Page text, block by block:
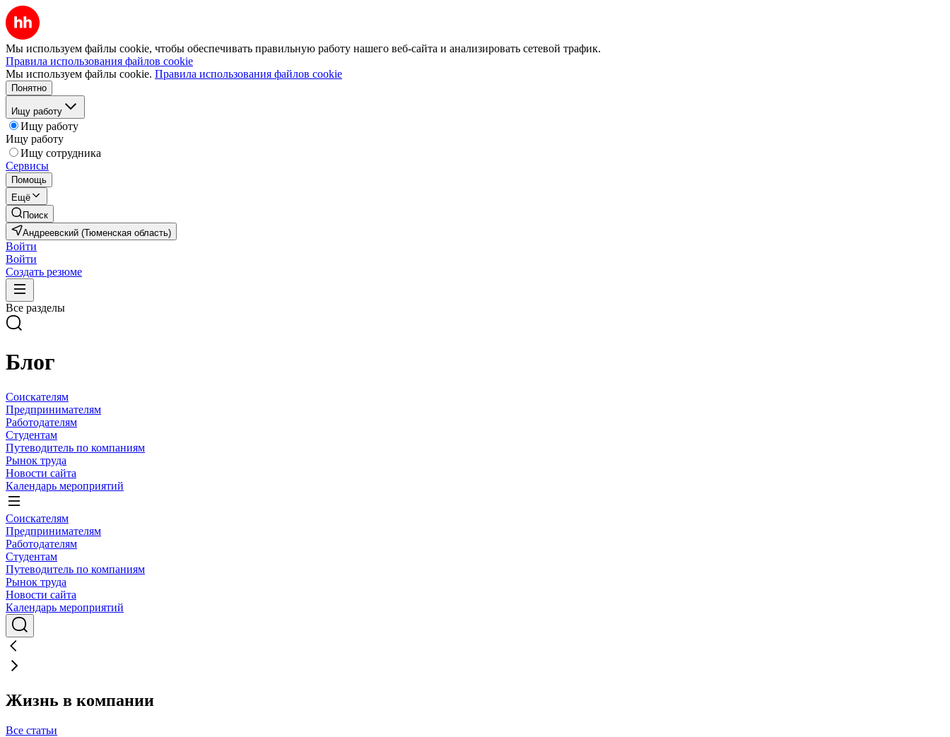
Мы используем файлы cookie, чтобы обеспечивать правильную работу нашего веб-сайта и анализировать сетевой трафик.
Правила использования файлов cookie
Мы используем файлы cookie. Правила использования файлов cookie
Понятно
Ищу работу
Ищу работу
Ищу работу
Ищу сотрудника
Сервисы
Помощь
Ещё
Поиск
Андреевский (Тюменская область)
Войти
Войти
Создать резюме
Все разделы
Блог
Соискателям
Предпринимателям
Работодателям
Студентам
Путеводитель по компаниям
Рынок труда
Новости сайта
Календарь мероприятий
Соискателям
Предпринимателям
Работодателям
Студентам
Путеводитель по компаниям
Рынок труда
Новости сайта
Календарь мероприятий
Жизнь в компании
Все статьи